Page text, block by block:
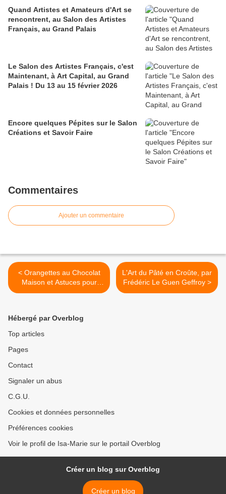
Quand Artistes et Amateurs d'Art se
rencontrent, au Salon des Artistes
Français, au Grand Palais
Le Salon des Artistes Français, c'est
Maintenant, à Art Capital, au Grand
Palais ! Du 13 au 15 février 2026
Encore quelques Pépites sur le Salon
Créations et Savoir Faire
Commentaires
Ajouter un commentaire
< Orangettes au Chocolat
Maison et Astuces pour
plus de parfum
L'Art du Pâté en Croûte, par
Frédéric Le Guen Geffroy >
Hébergé par Overblog
Top articles
Pages
Contact
Signaler un abus
C.G.U.
Cookies et données personnelles
Préférences cookies
Voir le profil de Isa-Marie sur le portail Overblog
Créer un blog sur Overblog
Créer un blog